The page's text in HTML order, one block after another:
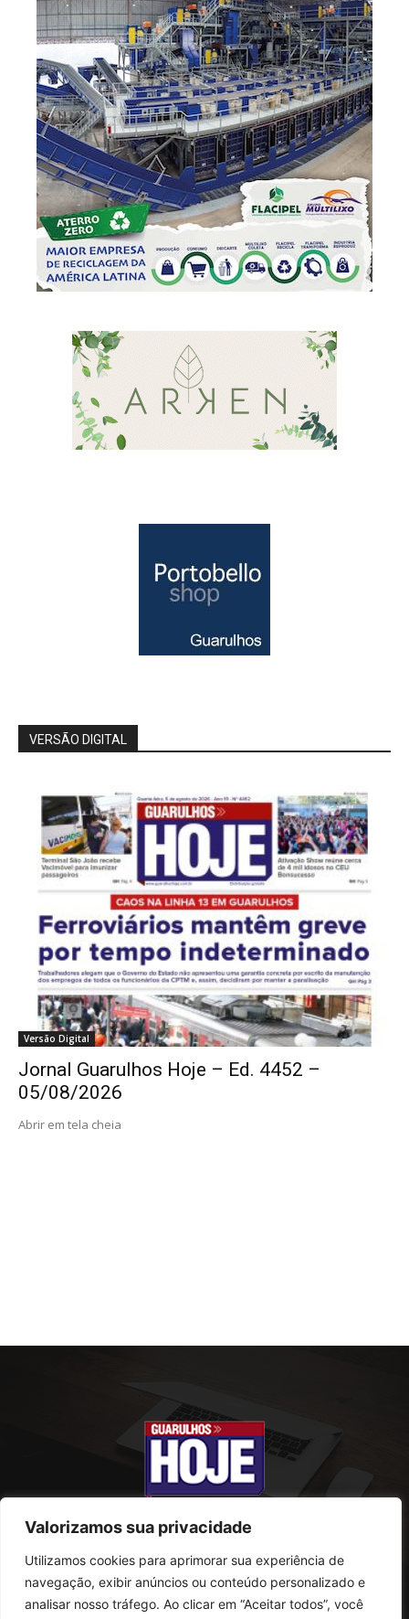
Valorizamos sua privacidade
Utilizamos cookies para aprimorar sua experiência de
navegação, exibir anúncios ou conteúdo personalizado e
analisar nosso tráfego. Ao clicar em “Aceitar todos”, você
VERSÃO DIGITAL
Versão Digital
Jornal Guarulhos Hoje – Ed. 4452 –
05/08/2026
Abrir em tela cheia
SOBRE NÓS